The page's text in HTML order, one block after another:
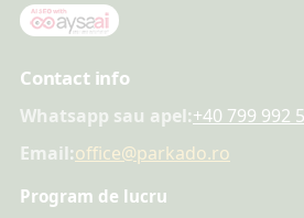
Contact info
Whatsapp sau apel:+40 799 992
Email:office@parkado.ro
Program de lucru